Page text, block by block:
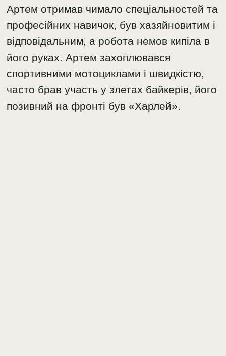
Артем отримав чимало спеціальностей та
професійних навичок, був хазяйновитим і
відповідальним, а робота немов кипіла в
його руках. Артем захоплювався
спортивними мотоциклами і швидкістю,
часто брав участь у злетах байкерів, його
позивний на фронті був «Харлей».